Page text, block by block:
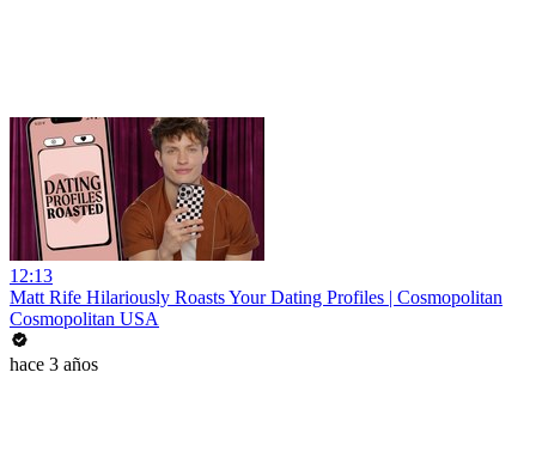
12:13
Matt Rife Hilariously Roasts Your Dating Profiles | Cosmopolitan
Cosmopolitan USA
hace 3 años